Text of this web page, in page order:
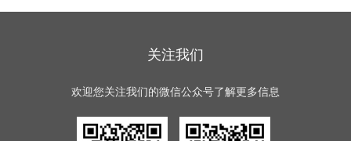
关注我们
欢迎您关注我们的微信公众号了解更多信息